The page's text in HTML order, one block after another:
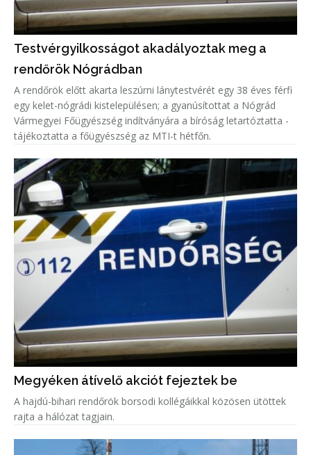
Testvérgyilkosságot akadályoztak meg a
rendőrök Nógrádban
A rendőrök előtt akarta leszúrni lánytestvérét egy 38 éves férfi
egy kelet-nógrádi kistelepülésen; a gyanúsítottat a Nógrád
Vármegyei Főügyészség indítványára a bíróság letartóztatta -
tájékoztatta a főügyészség az MTI-t hétfőn.
Megyéken átívelő akciót fejeztek be
A hajdú-bihari rendőrök borsodi kollégáikkal közösen ütöttek
rajta a hálózat tagjain.